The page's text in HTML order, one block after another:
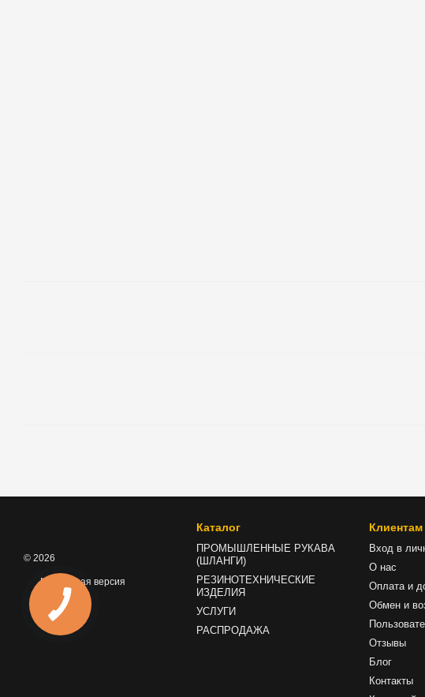
© 2026
Мобильная версия
Каталог
ПРОМЫШЛЕННЫЕ РУКАВА
(ШЛАНГИ)
РЕЗИНОТЕХНИЧЕСКИЕ
ИЗДЕЛИЯ
УСЛУГИ
РАСПРОДАЖА
Клиентам
Вход в
О нас
Оплата и
Обмен и
Отзывы
Блог
Контакты